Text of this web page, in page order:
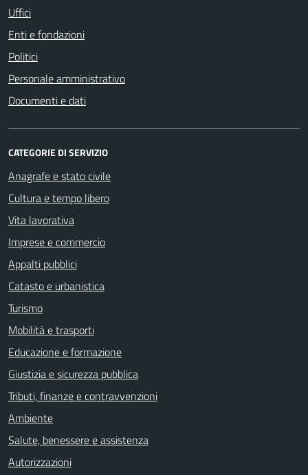
Uffici
Enti e fondazioni
Politici
Personale amministrativo
Documenti e dati
CATEGORIE DI SERVIZIO
Anagrafe e stato civile
Cultura e tempo libero
Vita lavorativa
Imprese e commercio
Appalti pubblici
Catasto e urbanistica
Turismo
Mobilità e trasporti
Educazione e formazione
Giustizia e sicurezza pubblica
Tributi, finanze e contravvenzioni
Ambiente
Salute, benessere e assistenza
Autorizzazioni